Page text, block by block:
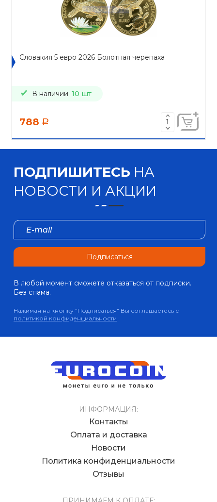
Словакия 5 евро 2026 Болотная черепаха
В наличии: 10 шт
788 a
ПОДПИШИТЕСЬ НА
НОВОСТИ И АКЦИИ
Подписаться
В любой момент сможете отказаться от подписки.
Без спама.
Нажимая на кнопку "Подписаться" Вы соглашаетесь с
политикой конфиденциальности
ИНФОРМАЦИЯ:
Контакты
Оплата и доставка
Новости
Политика конфиденциальности
Отзывы